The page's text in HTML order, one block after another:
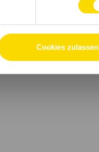
Cookies zulassen